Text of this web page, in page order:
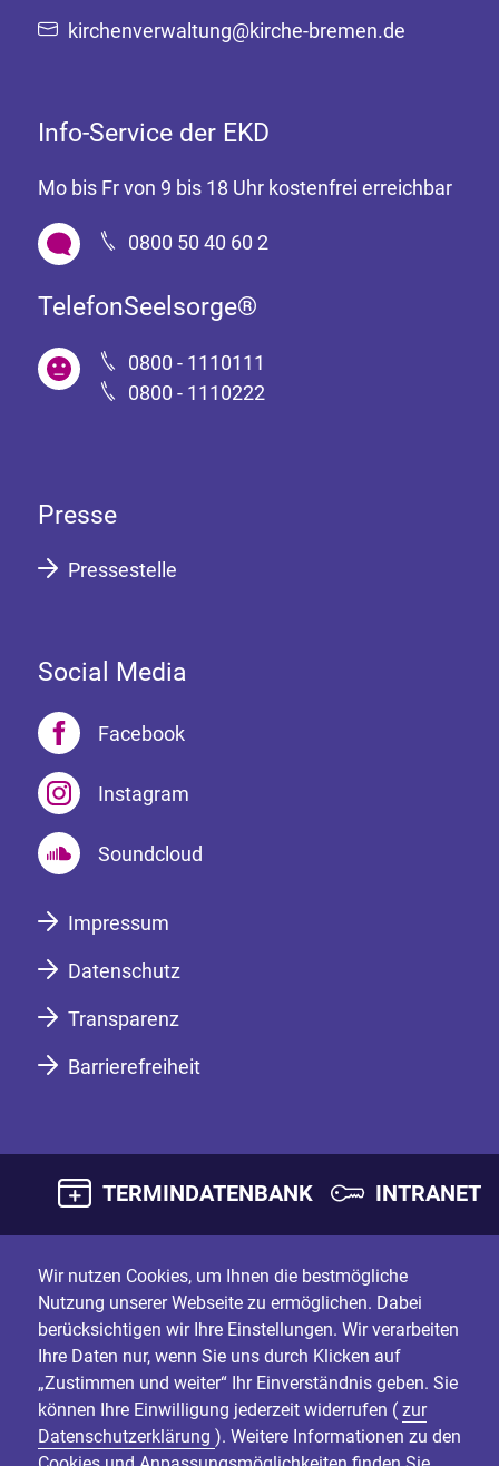
kirchenverwaltung@kirche-bremen.de
Info-Service der EKD
Mo bis Fr von 9 bis 18 Uhr kostenfrei erreichbar
0800 50 40 60 2
TelefonSeelsorge®
0800 - 1110111
0800 - 1110222
Presse
Pressestelle
Social Media
Facebook
Instagram
Soundcloud
Impressum
Datenschutz
Transparenz
Barrierefreiheit
TERMINDATENBANK INTRANET
Wir nutzen Cookies, um Ihnen die bestmögliche
Nutzung unserer Webseite zu ermöglichen. Dabei
berücksichtigen wir Ihre Einstellungen. Wir verarbeiten
Ihre Daten nur, wenn Sie uns durch Klicken auf
„Zustimmen und weiter“ Ihr Einverständnis geben. Sie
können Ihre Einwilligung jederzeit widerrufen ( zur
Datenschutzerklärung ). Weitere Informationen zu den